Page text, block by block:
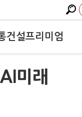
건설프리미엄
미래